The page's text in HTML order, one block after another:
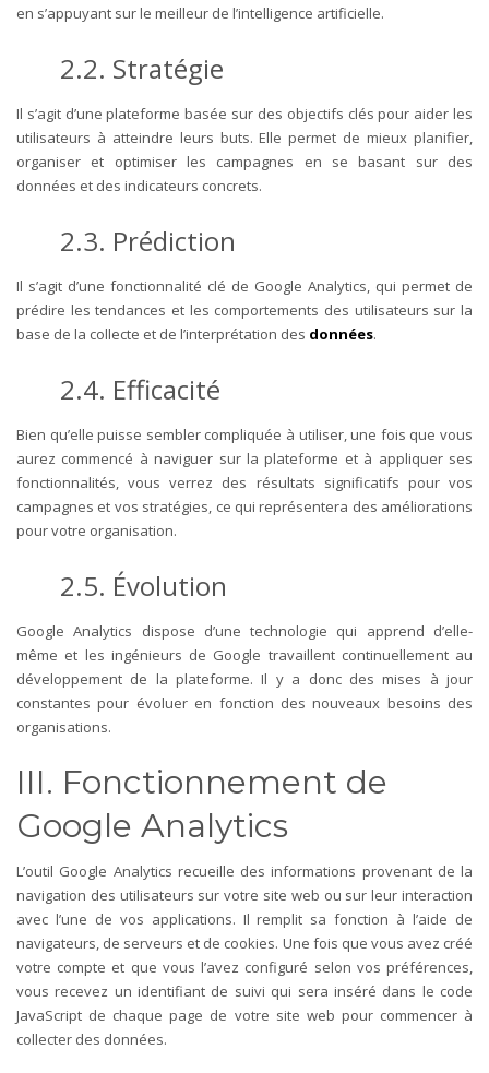
en s’appuyant sur le meilleur de l’intelligence artificielle.
2.2. Stratégie
Il s’agit d’une plateforme basée sur des objectifs clés pour aider les
utilisateurs à atteindre leurs buts. Elle permet de mieux planifier,
organiser et optimiser les campagnes en se basant sur des
données et des indicateurs concrets.
2.3. Prédiction
Il s’agit d’une fonctionnalité clé de Google Analytics, qui permet de
prédire les tendances et les comportements des utilisateurs sur la
base de la collecte et de l’interprétation des données.
2.4. Efficacité
Bien qu’elle puisse sembler compliquée à utiliser, une fois que vous
aurez commencé à naviguer sur la plateforme et à appliquer ses
fonctionnalités, vous verrez des résultats significatifs pour vos
campagnes et vos stratégies, ce qui représentera des améliorations
pour votre organisation.
2.5. Évolution
Google Analytics dispose d’une technologie qui apprend d’elle-
même et les ingénieurs de Google travaillent continuellement au
développement de la plateforme. Il y a donc des mises à jour
constantes pour évoluer en fonction des nouveaux besoins des
organisations.
III. Fonctionnement de
Google Analytics
L’outil Google Analytics recueille des informations provenant de la
navigation des utilisateurs sur votre site web ou sur leur interaction
avec l’une de vos applications. Il remplit sa fonction à l’aide de
navigateurs, de serveurs et de cookies. Une fois que vous avez créé
votre compte et que vous l’avez configuré selon vos préférences,
vous recevez un identifiant de suivi qui sera inséré dans le code
JavaScript de chaque page de votre site web pour commencer à
collecter des données.